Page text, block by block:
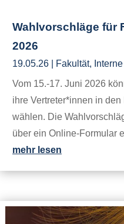
Wahlvorschläge für
2026
19.05.26 Fakultät,
Vom 15.-17. Juni 2026
ihre Vertreter*innen in
wählen. Die
über ein Online-Formular
mehr lesen